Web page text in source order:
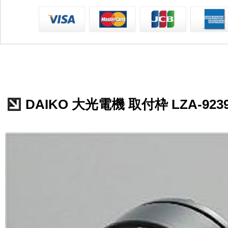
DAIKO 大光電機 取付枠 LZA-